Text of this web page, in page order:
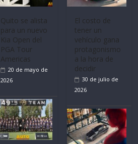
Quito se alista
para un nuevo
Kia Open del
PGA Tour
Americas
20 de mayo de
2026
El costo de
tener un
vehículo gana
protagonismo
a la hora de
decidir
30 de julio de
2026